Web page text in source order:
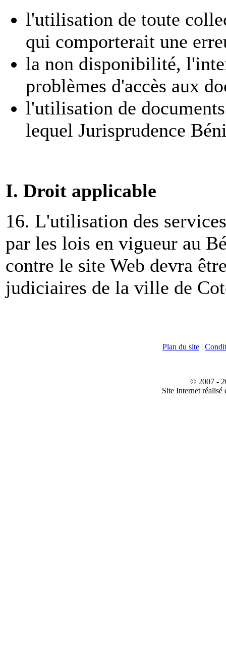
l'utilisation de toute
qui comporterait une
la non disponibilité,
problèmes d'accès aux
l'utilisation de
lequel Jurisprudence
I. Droit applicable
16. L'utilisation des
par les lois en vigueur au
contre le site Web devra
judiciaires de la ville de
Plan du site |
© 2007 -
Site Internet réalisé